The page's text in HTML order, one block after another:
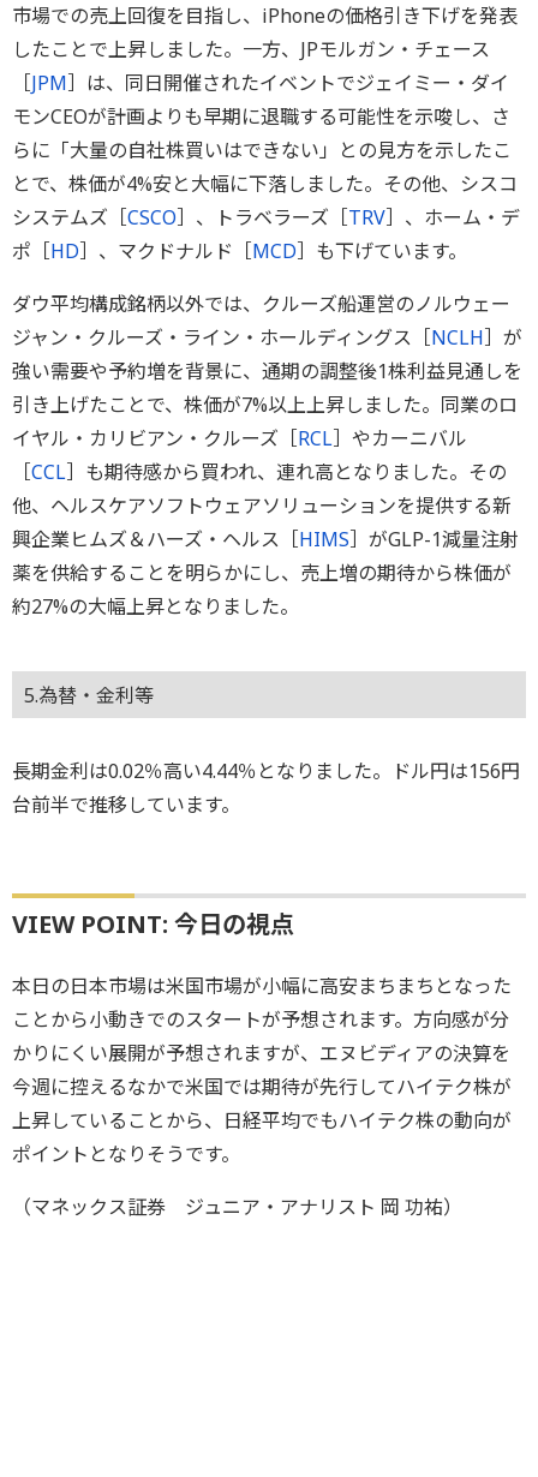
市場での売上回復を目指し、iPhoneの価格引き下げを発表
したことで上昇しました。一方、JPモルガン・チェース
［JPM］は、同日開催されたイベントでジェイミー・ダイ
モンCEOが計画よりも早期に退職する可能性を示唆し、さ
らに「大量の自社株買いはできない」との見方を示したこ
とで、株価が4%安と大幅に下落しました。その他、シスコ
システムズ［CSCO］、トラベラーズ［TRV］、ホーム・デ
ポ［HD］、マクドナルド［MCD］も下げています。
ダウ平均構成銘柄以外では、クルーズ船運営のノルウェー
ジャン・クルーズ・ライン・ホールディングス［NCLH］が
強い需要や予約増を背景に、通期の調整後1株利益見通しを
引き上げたことで、株価が7%以上上昇しました。同業のロ
イヤル・カリビアン・クルーズ［RCL］やカーニバル
［CCL］も期待感から買われ、連れ高となりました。その
他、ヘルスケアソフトウェアソリューションを提供する新
興企業ヒムズ＆ハーズ・ヘルス［HIMS］がGLP-1減量注射
薬を供給することを明らかにし、売上増の期待から株価が
約27%の大幅上昇となりました。
5.為替・金利等
長期金利は0.02％高い4.44％となりました。ドル円は156円
台前半で推移しています。
VIEW POINT: 今日の視点
本日の日本市場は米国市場が小幅に高安まちまちとなった
ことから小動きでのスタートが予想されます。方向感が分
かりにくい展開が予想されますが、エヌビディアの決算を
今週に控えるなかで米国では期待が先行してハイテク株が
上昇していることから、日経平均でもハイテク株の動向が
ポイントとなりそうです。
（マネックス証券 ジュニア・アナリスト 岡 功祐）